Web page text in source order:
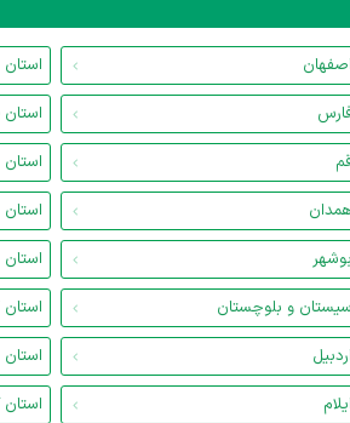
استان
و بلوچستان
استان